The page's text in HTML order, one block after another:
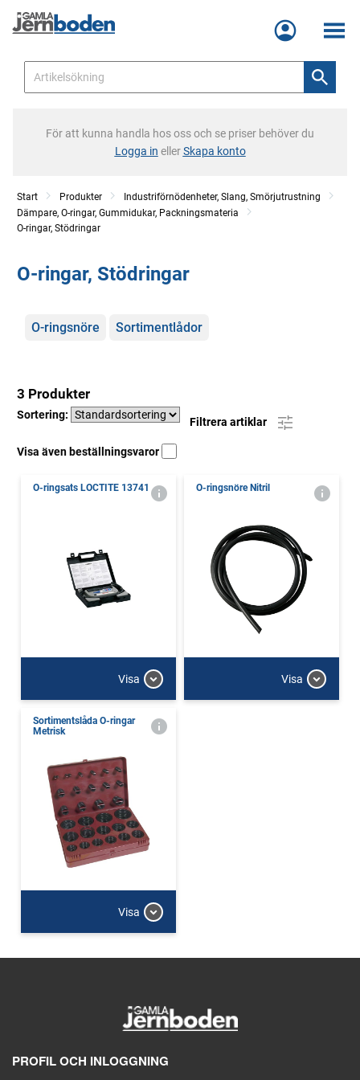
Meny
För att kunna handla hos oss och se priser behöver du
Logga in ellerSkapa konto
Start Produkter
Industriförnödenheter, Slang, Smörjutrustning
Dämpare, O-ringar, Gummidukar, Packningsmateria
O-ringar, Stödringar
O-ringar, Stödringar
Kategorier
O-ringsnöre Sortimentlådor
3 Produkter
Sortering:
Filtrera artiklar
Visa även beställningsvaror
O-ringsats LOCTITE 13741
Visa
O-ringsnöre Nitril
Visa
Sortimentslåda O-ringar
Metrisk
Visa
PROFIL OCH INLOGGNING